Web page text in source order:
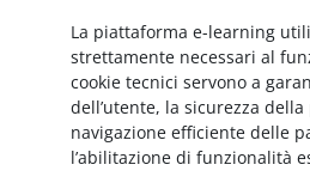
La piattaforma e-learning
strettamente necessari al
cookie tecnici servono a
dell’utente, la sicurezza
navigazione efficiente delle
l’abilitazione di funzionalità